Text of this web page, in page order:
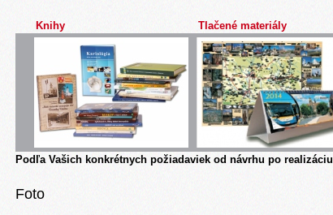
Knihy Tlačené materiály
Podľa Vašich konkrétnych požiadaviek od návrhu po realizáciu
Foto